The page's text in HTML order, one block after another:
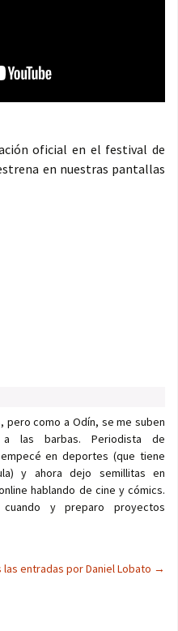
oficial en el festival de
en nuestras pantallas
pero como a Odín, se me suben
a las barbas. Periodista de
en deportes (que tiene
y ahora dejo semillitas en
hablando de cine y cómics.
y preparo proyectos
las entradas por Daniel Lobato →